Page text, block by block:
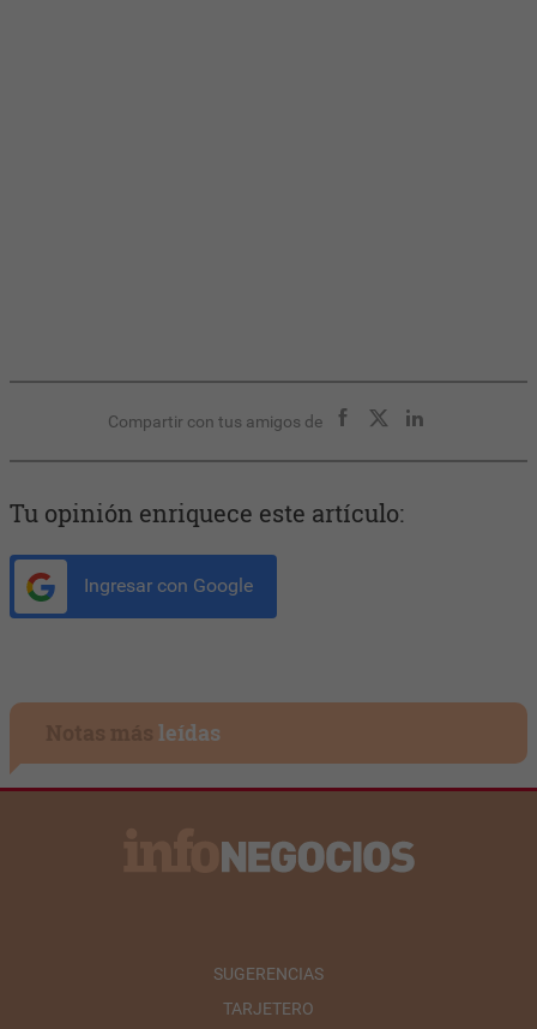
Compartir con tus amigos de
Tu opinión enriquece este artículo:
Ingresar con Google
leídas
SUGERENCIAS
TARJETERO